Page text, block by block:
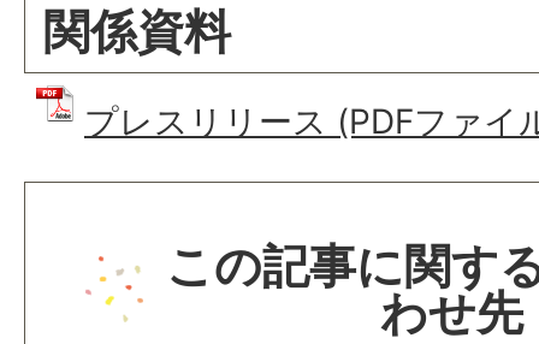
関係資料
プレスリリース (PDFファイ
この記事に関す
わせ先